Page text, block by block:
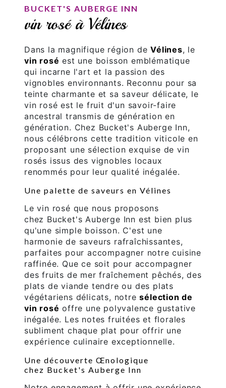
BUCKET'S AUBERGE INN
vin rosé à Vélines
Dans la magnifique région deVélines, le
vin rosé est une boisson emblématique
qui incarne l'art et la passion des
vignobles environnants. Reconnu pour sa
teinte charmante et sa saveur délicate, le
vin rosé est le fruit d'un savoir-faire
ancestral transmis de génération en
génération. Chez Bucket's Auberge Inn,
nous célébrons cette tradition viticole en
proposant une sélection exquise de vin
rosés issus des vignobles locaux
renommés pour leur qualité inégalée.
Une palette de saveurs en Vélines
Le vin rosé que nous proposons
chez Bucket's Auberge Inn est bien plus
qu'une simple boisson. C'est une
harmonie de saveurs rafraîchissantes,
parfaites pour accompagner notre cuisine
raffinée. Que ce soit pour accompagner
des fruits de mer fraîchement pêchés, des
plats de viande tendre ou des plats
végétariens délicats, notresélection de
vin rosé offre une polyvalence gustative
inégalée. Les notes fruitées et florales
subliment chaque plat pour offrir une
expérience culinaire exceptionnelle.
Une découverte Œnologique
chez Bucket's Auberge Inn